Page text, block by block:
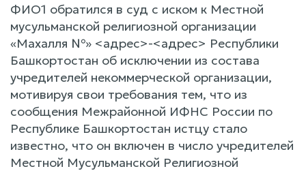
ФИО1 обратился в суд с иском к Местной
мусульманской религиозной организации
«Махалля №» <адрес>-<адрес> Республики
Башкортостан об исключении из состава
учредителей некоммерческой организации,
мотивируя свои требования тем, что из
сообщения Межрайонной ИФНС России по
Республике Башкортостан истцу стало
известно, что он включен в число учредителей
Местной Мусульманской Религиозной